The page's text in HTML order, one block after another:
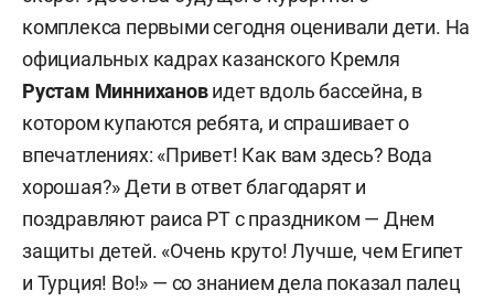
комплекса первыми сегодня оценивали дети. На
официальных кадрах казанского Кремля
Рустам Миннихановидет вдоль бассейна, в
котором купаются ребята, и спрашивает о
впечатлениях: «Привет! Как вам здесь? Вода
хорошая?» Дети в ответ благодарят и
поздравляют раиса РТ с праздником — Днем
защиты детей. «Очень круто! Лучше, чем Египет
и Турция! Во!» — со знанием дела показал палец